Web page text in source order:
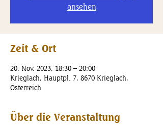
ansehen
Zeit & Ort
20. Nov. 2023, 18:30 – 20:00
Krieglach, Hauptpl. 7, 8670 Krieglach,
Österreich
Über die Veranstaltung